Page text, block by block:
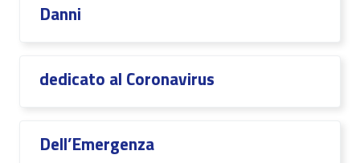
Danni
dedicato al Coronavirus
Dell’Emergenza